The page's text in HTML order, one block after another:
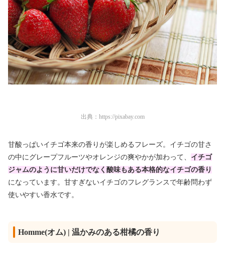
出典： https://pixabay.com
甘酸っぱいイチゴ本来の香りが楽しめるフレーズ。イチゴの甘さ
の中にグレープフルーツやオレンジの爽やかが加わって、 イチゴ
ジャムのように甘いだけでなく酸味もある本格的なイチゴの香り
になっています。甘すぎないイチゴのフレグランスで年齢問わず
使いやすい香水です。
Homme(オム) | 温かみのある柑橘の香り